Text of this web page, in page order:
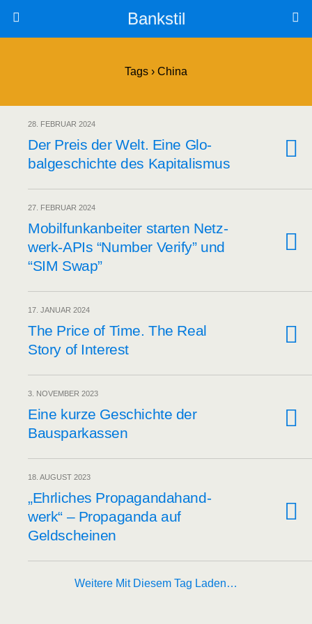
Bankstil
Tags › China
28. FEBRUAR 2024
Der Preis der Welt. Eine Glo­
bal­ge­schich­te des Kapitalismus
27. FEBRUAR 2024
Mobil­funk­an­bei­ter star­ten Netz­
werk-APIs “Num­ber Veri­fy” und
“SIM Swap”
17. JANUAR 2024
The Pri­ce of Time. The Real
Sto­ry of Interest
3. NOVEMBER 2023
Eine kur­ze Geschich­te der
Bausparkassen
18. AUGUST 2023
„Ehr­li­ches Pro­pa­gan­da­hand­
werk“ – Pro­pa­gan­da auf
Geldscheinen
Weitere Mit Diesem Tag Laden…